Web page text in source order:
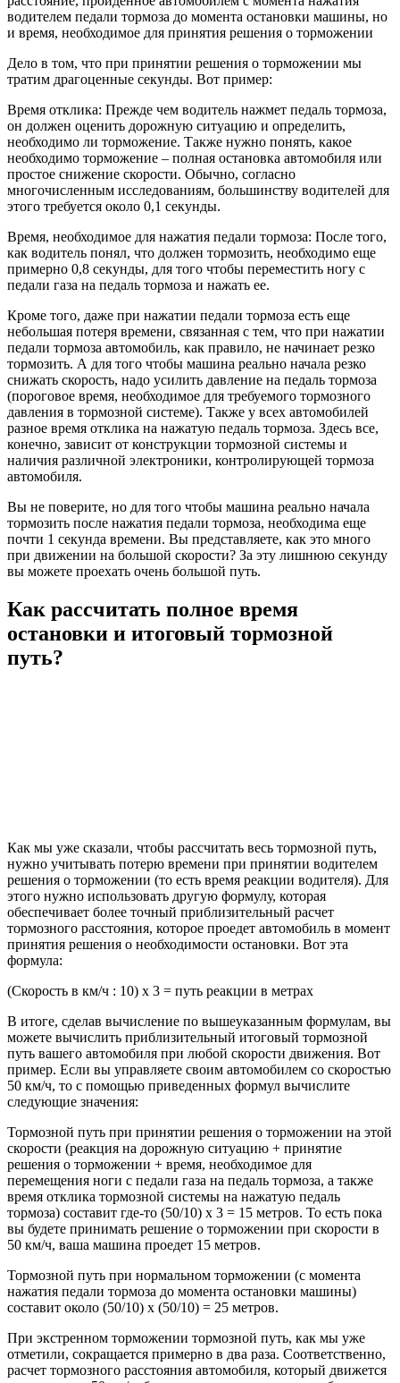
водителем педали тормоза до момента остановки машины, но
и время, необходимое для принятия решения о торможении
Дело в том, что при принятии решения о торможении мы
тратим драгоценные секунды. Вот пример:
Время отклика: Прежде чем водитель нажмет педаль тормоза,
он должен оценить дорожную ситуацию и определить,
необходимо ли торможение. Также нужно понять, какое
необходимо торможение – полная остановка автомобиля или
простое снижение скорости. Обычно, согласно
многочисленным исследованиям, большинству водителей для
этого требуется около 0,1 секунды.
Время, необходимое для нажатия педали тормоза: После того,
как водитель понял, что должен тормозить, необходимо еще
примерно 0,8 секунды, для того чтобы переместить ногу с
педали газа на педаль тормоза и нажать ее.
Кроме того, даже при нажатии педали тормоза есть еще
небольшая потеря времени, связанная с тем, что при нажатии
педали тормоза автомобиль, как правило, не начинает резко
тормозить. А для того чтобы машина реально начала резко
снижать скорость, надо усилить давление на педаль тормоза
(пороговое время, необходимое для требуемого тормозного
давления в тормозной системе). Также у всех автомобилей
разное время отклика на нажатую педаль тормоза. Здесь все,
конечно, зависит от конструкции тормозной системы и
наличия различной электроники, контролирующей тормоза
автомобиля.
Вы не поверите, но для того чтобы машина реально начала
тормозить после нажатия педали тормоза, необходима еще
почти 1 секунда времени. Вы представляете, как это много
при движении на большой скорости? За эту лишнюю секунду
вы можете проехать очень большой путь.
Как рассчитать полное время
остановки и итоговый тормозной
путь?
Как мы уже сказали, чтобы рассчитать весь тормозной путь,
нужно учитывать потерю времени при принятии водителем
решения о торможении (то есть время реакции водителя). Для
этого нужно использовать другую формулу, которая
обеспечивает более точный приблизительный расчет
тормозного расстояния, которое проедет автомобиль в момент
принятия решения о необходимости остановки. Вот эта
формула:
(Скорость в км/ч : 10) x 3 = путь реакции в метрах
В итоге, сделав вычисление по вышеуказанным формулам, вы
можете вычислить приблизительный итоговый тормозной
путь вашего автомобиля при любой скорости движения. Вот
пример. Если вы управляете своим автомобилем со скоростью
50 км/ч, то с помощью приведенных формул вычислите
следующие значения:
Тормозной путь при принятии решения о торможении на этой
скорости (реакция на дорожную ситуацию + принятие
решения о торможении + время, необходимое для
перемещения ноги с педали газа на педаль тормоза, а также
время отклика тормозной системы на нажатую педаль
тормоза) составит где-то (50/10) х 3 = 15 метров. То есть пока
вы будете принимать решение о торможении при скорости в
50 км/ч, ваша машина проедет 15 метров.
Тормозной путь при нормальном торможении (с момента
нажатия педали тормоза до момента остановки машины)
составит около (50/10) х (50/10) = 25 метров.
При экстренном торможении тормозной путь, как мы уже
отметили, сокращается примерно в два раза. Соответственно,
расчет тормозного расстояния автомобиля, который движется